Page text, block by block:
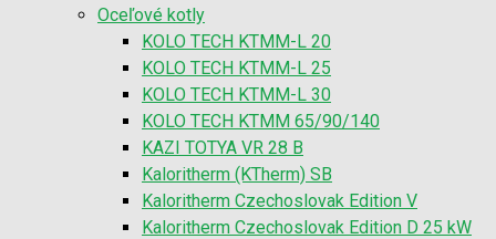
Oceľové kotly
KOLO TECH KTMM-L 20
KOLO TECH KTMM-L 25
KOLO TECH KTMM-L 30
KOLO TECH KTMM 65/90/140
KAZI TOTYA VR 28 B
Kaloritherm (KTherm) SB
Kaloritherm Czechoslovak Edition V
Kaloritherm Czechoslovak Edition D 25 kW